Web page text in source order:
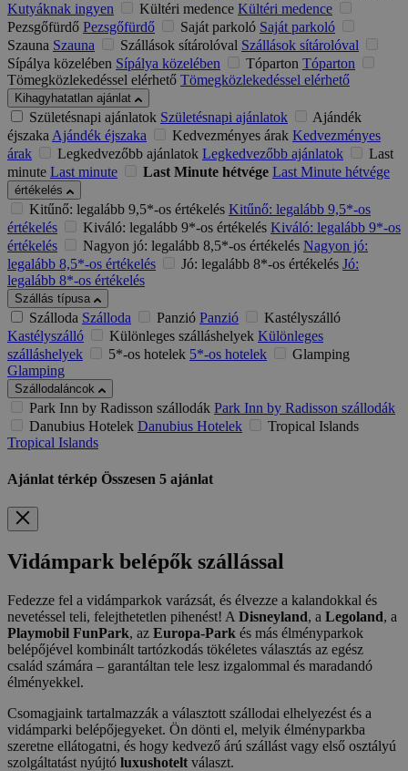
Kutyáknak ingyen
Kültéri medence Kültéri medence
Pezsgőfürdő Pezsgőfürdő Saját parkoló Saját parkoló
Szauna Szauna Szállások sítárolóval Szállások sítárolóval
Sípálya közelében Sípálya közelében Tóparton Tóparton
Tömegközlekedéssel elérhető Tömegközlekedéssel elérhető
Kihagyhatatlan ajánlat
Születésnapi ajánlatok Születésnapi ajánlatok
Ajándék
éjszakaAjándék éjszaka Kedvezményes árak Kedvezményes
árak
Legkedvezőbb ajánlatok Legkedvezőbb ajánlatok
Last
minute Last minute Last Minute hétvége Last Minute hétvége
értékelés
Kitűnő: legalább 9,5*-os értékelés Kitűnő: legalább 9,5*-os
értékelés
Kiváló: legalább 9*-os értékelés Kiváló: legalább 9*-os
értékelés
Nagyon jó: legalább 8,5*-os értékelés Nagyon jó:
legalább 8,5*-os értékelés
Jó: legalább 8*-os értékelés Jó:
legalább 8*-os értékelés
Szállás típusa
Szálloda Szálloda Panzió Panzió
Kastélyszálló
Kastélyszálló
Különleges szálláshelyek Különleges
szálláshelyek
5*-os hotelek 5*-os hotelek
Glamping
Glamping
Szállodaláncok
Park Inn by Radisson szállodák Park Inn by Radisson szállodák
Danubius Hotelek Danubius Hotelek
Tropical Islands
Tropical Islands
Ajánlat térkép Összesen 5 ajánlat
Vidámpark belépők szállással
Fedezze fel a vidámparkok varázsát, és élvezze a kalandokkal és
nevetéssel teli, felejthetetlen pihenést! A Disneyland, a Legoland, a
Playmobil FunPark, az Europa-Park és más élményparkok
belépőjével kombinált tartózkodás tökéletes választás az egész
család számára – garantáltan tele lesz izgalommal és maradandó
élményekkel.
Csomagjaink tartalmazzák a választott szállodai elhelyezést és a
vidámparki belépőjegyeket. Ön dönti el, melyik élményparkba
szeretne ellátogatni, és hogy kedvező árú szállást vagy első osztályú
szolgáltatást nyújtó luxushotelt választ.